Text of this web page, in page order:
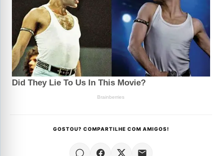
GOSTOU? COMPARTILHE COM AMIGOS!